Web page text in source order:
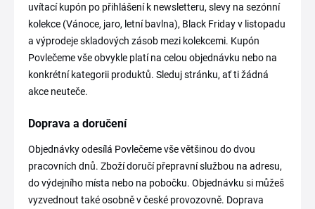
uvítací kupón po přihlášení k newsletteru, slevy na sezónní
kolekce (Vánoce, jaro, letní bavlna), Black Friday v listopadu
a výprodeje skladových zásob mezi kolekcemi. Kupón
Povlečeme vše obvykle platí na celou objednávku nebo na
konkrétní kategorii produktů. Sleduj stránku, ať ti žádná
akce neuteče.
Doprava a doručení
Objednávky odesílá Povlečeme vše většinou do dvou
pracovních dnů. Zboží doručí přepravní službou na adresu,
do výdejního místa nebo na pobočku. Objednávku si můžeš
vyzvednout také osobně v české provozovně. Doprava